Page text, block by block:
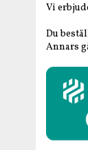
Vi
Du
Annars